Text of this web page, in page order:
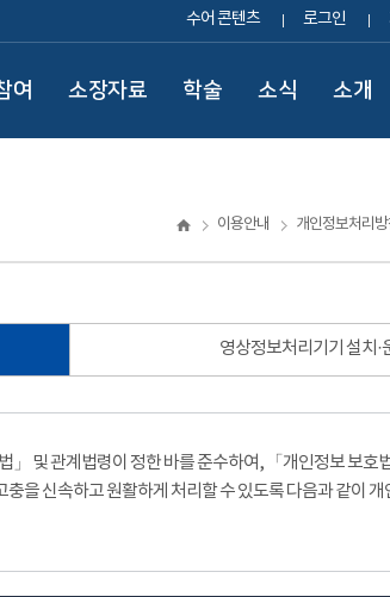
수어 콘텐츠 로그인
여 소장자료 학술 소식 소개
이용안내 개인정보처리방
영상정보처리기기 설치·
및 관계법령이 정한 바를 준수하여, 「개인정보 보호
을 신속하고 원활하게 처리할 수 있도록 다음과 같이